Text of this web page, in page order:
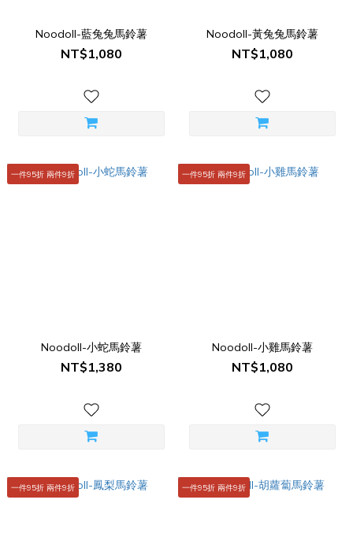
Noodoll-藍兔兔馬鈴薯
NT$1,080
Noodoll-黃兔兔馬鈴薯
NT$1,080
一件95折 兩件9折
Noodoll-小蛇馬鈴薯
NT$1,380
一件95折 兩件9折
Noodoll-小雞馬鈴薯
NT$1,080
一件95折 兩件9折 一件95折 兩件9折